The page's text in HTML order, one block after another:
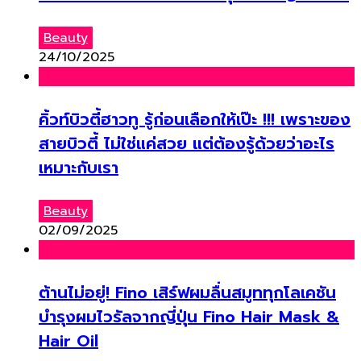
Beauty
24/10/2025
คิ้วท์บิวตี้ฮาวทู รู้ก่อนเลือกให้เป๊ะ !!! เพราะของ
สายบิวตี้ ไม่ใช่แค่สวย แต่ต้องรู้ด้วยว่าอะไร
เหมาะกับเรา
Beauty
02/09/2025
ต้านไม่อยู่! Fino เสิร์ฟผมลื่นสมูททุกโลเคชัน
บำรุงผมไวรัลจากญี่ปุ่น Fino Hair Mask &
Hair Oil